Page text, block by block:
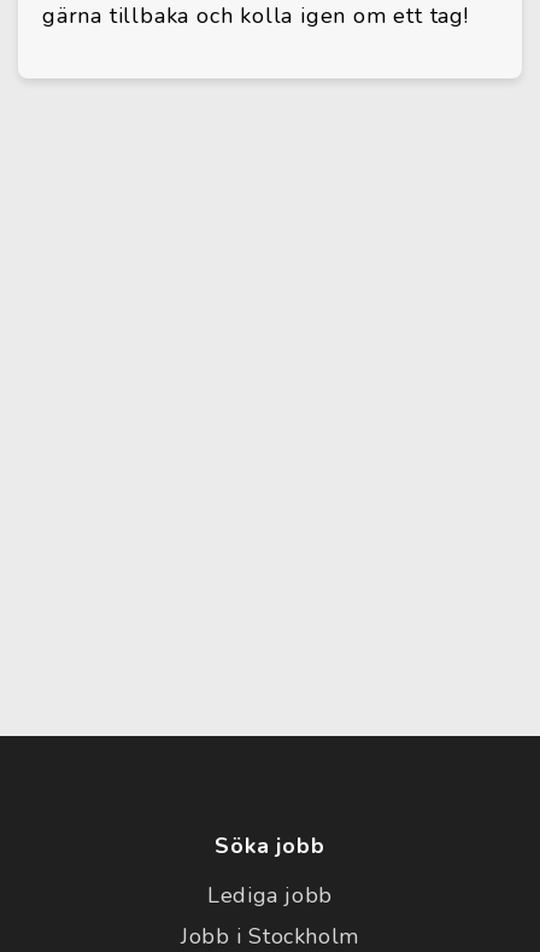
gärna tillbaka och kolla igen om ett tag!
Söka jobb
Lediga jobb
Jobb i Stockholm